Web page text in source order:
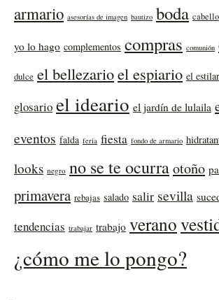
armario asesorías de imagen bautizo boda cabello
yo lo hago complementos compras comunión
dulce el bellezarioel espiario el
glosario el ideario el jardín de lulaila
eventos falda feria fiesta fondo de armario
looks negro no se te ocurraotoño
primavera rebajas salado salir sevilla
tendencias trabajar trabajo verano
¿cómo me lo pongo?